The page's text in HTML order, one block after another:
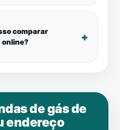
comparar
online?
de gás de
endereço